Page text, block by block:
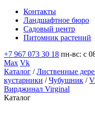
Контакты
Ландшафтное бюро
Садовый центр
Питомник растений
+7 967 073 30 18 пн-вс: с
Max Vk
Каталог /Лиственные
кустарники /Чубушник /
Вирджинал Virginal
Каталог